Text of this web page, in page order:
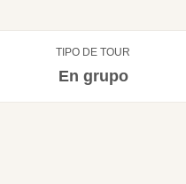
TIPO DE TOUR
En grupo